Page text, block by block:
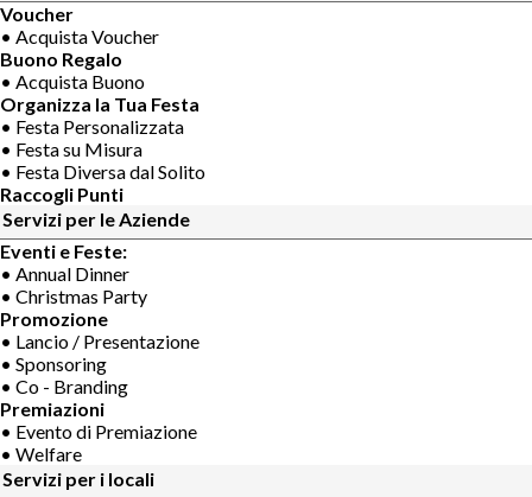
Voucher
• Acquista Voucher
Buono Regalo
• Acquista Buono
Organizza la Tua Festa
• Festa Personalizzata
• Festa su Misura
• Festa Diversa dal Solito
Raccogli Punti
Servizi per le Aziende
Eventi e Feste:
• Annual Dinner
• Christmas Party
Promozione
• Lancio / Presentazione
• Sponsoring
• Co - Branding
Premiazioni
• Evento di Premiazione
• Welfare
Servizi per i locali